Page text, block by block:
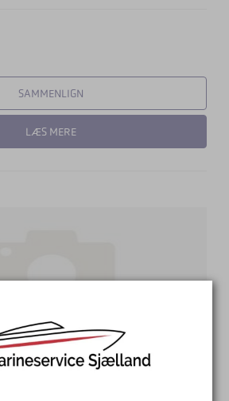
SAMMENLIGN
LÆS MERE